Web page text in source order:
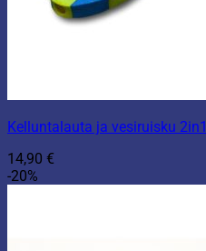
Kelluntalauta ja vesiruisku 2in1
14,90 €
-20%